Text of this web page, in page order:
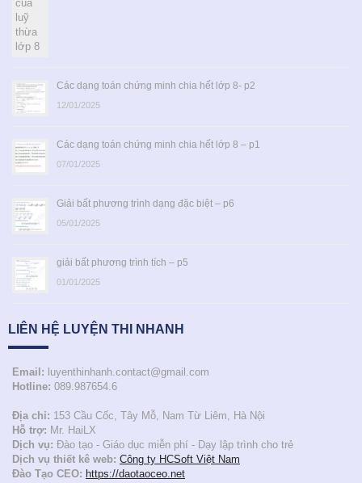
Các dạng toán chứng minh chia hết lớp 8- p2
12/01/2025
Các dạng toán chứng minh chia hết lớp 8 – p1
07/01/2025
Giải bất phương trình dạng đặc biệt – p6
05/01/2025
giải bất phương trình tích – p5
01/01/2025
LIÊN HỆ LUYỆN THI NHANH
Email: luyenthinhanh.contact@gmail.com
Hotline: 089.987654.6
Địa chỉ: 153 Cầu Cốc, Tây Mỗ, Nam Từ Liêm, Hà Nội
Hỗ trợ: Mr. HaiLX
Dịch vụ: Đào tạo - Giáo dục miễn phí - Dạy lập trình cho trẻ
Dịch vụ thiết kê web: Công ty HCSoft Việt Nam
Đào Tạo CEO: https://daotaoceo.net